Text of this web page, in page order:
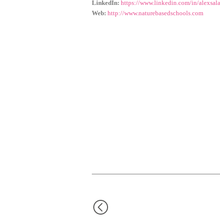
LinkedIn: https://www.linkedin.com/in/
Web: http://www.naturebasedschools.com
Estas cookies son
navegador para bloquear o
Estas cookies nos permiten
ayudan a saber qué páginas